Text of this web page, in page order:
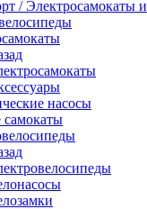
/ Электросамокаты и
насосы
самокаты